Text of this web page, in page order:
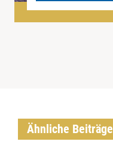
Ähnliche Beiträge